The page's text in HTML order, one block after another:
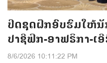
ປີດຊຸດຝຶກອົບຮົມໃຫ້
ປາຊີຟິກ-ອາຟຣິກາ-ເ
8/6/2026 10:11:22 PM